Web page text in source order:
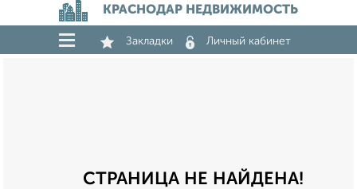
КРАСНОДАР НЕДВИЖИМОСТЬ
Закладки Личный кабинет
СТРАНИЦА НЕ НАЙДЕНА!